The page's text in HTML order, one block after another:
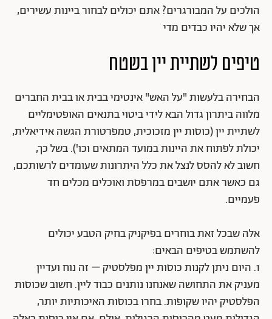
הולכים על המבורגרים? אתם יכולים לבחור ביינות עשירים,
אך שלא יהיו כבדים מדי
טיפים לשתיית יין בשטח
הבחירה בלעשות "על האש" אינטימי בבית או בבית החברים
מלווה ביתרון גדול הבא לידי ביטוי בתנאים האופטימליים
לשתיית יין (כוסות יין מזכוכית, טמפרטורת הגשה אידיאלית,
יכולת לפתוח את היינות במועד המתאים וכו'). בשל כך,
חשוב לא להסס לנצל את כלל היתרונות שעומדים לרשותכם,
גם כאשר אתם יושבים במרפסת ואוכלים מכלים חד
פעמיים.
אלה שבכל זאת בוחרים בפיקניק בחיק הטבע יכולים
להשתמש בטיפים הבאים:
1. היום ניתן לקנות כוסות יין מפלסטיק – זה נוח ועדיין
מעניק את התחושה שאנחנו נותנים כבוד ליין. חשוב שכוסות
הפלסטיק יהיו שקופות. בחרו בכוסות האיכותיות יותר,